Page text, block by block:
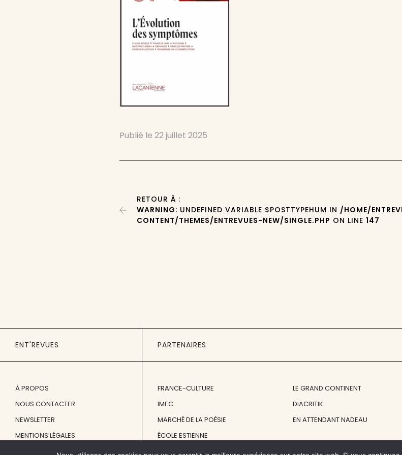
Publié le22 juillet 2025
RETOUR À :
WARNING: UNDEFINED VARIABLE $POSTTYPEHUM IN /HOME/
CONTENT/THEMES/ENTREVUES-NEW/SINGLE.PHP ON LINE147
ENT'REVUES
À PROPOS
NOUS CONTACTER
NEWSLETTER
MENTIONS LÉGALES
PARTENAIRES
FRANCE-CULTURE
IMEC
MARCHÉ DE LA POÉSIE
ÉCOLE ESTIENNE
LE GRAND CONTINENT
DIACRITIK
EN ATTENDANT NADEAU